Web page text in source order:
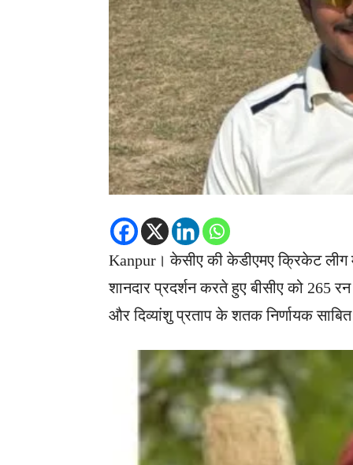
Kanpur। केसीए की केडीएमए क्रिकेट
शानदार प्रदर्शन करते हुए बीसीए को 265
और दिव्यांशु प्रताप के शतक निर्णायक